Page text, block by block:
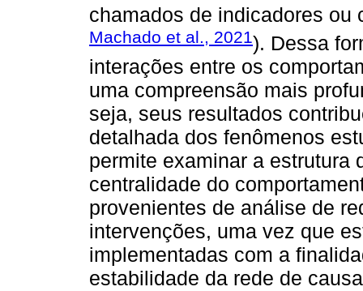
chamados de indicadores ou
Machado et al., 2021). Dessa
interações entre os
uma compreensão mais
seja, seus resultados
detalhada dos fenômenos
permite examinar a estrutura
centralidade do
provenientes de análise de
intervenções, uma vez que
implementadas com a
estabilidade da rede de